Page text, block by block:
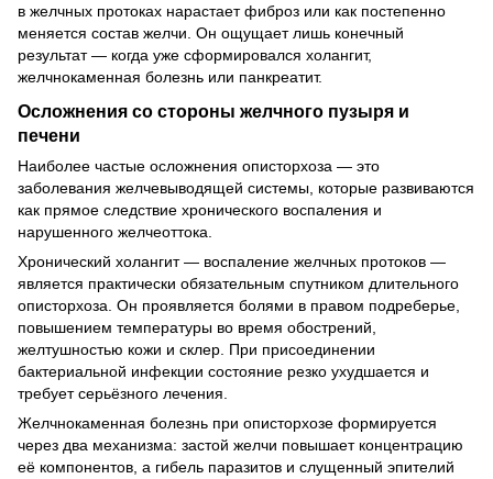
в желчных протоках нарастает фиброз или как постепенно
меняется состав желчи. Он ощущает лишь конечный
результат — когда уже сформировался холангит,
желчнокаменная болезнь или панкреатит.
Осложнения со стороны желчного пузыря и
печени
Наиболее частые осложнения описторхоза — это
заболевания желчевыводящей системы, которые развиваются
как прямое следствие хронического воспаления и
нарушенного желчеоттока.
Хронический холангит — воспаление желчных протоков —
является практически обязательным спутником длительного
описторхоза. Он проявляется болями в правом подреберье,
повышением температуры во время обострений,
желтушностью кожи и склер. При присоединении
бактериальной инфекции состояние резко ухудшается и
требует серьёзного лечения.
Желчнокаменная болезнь при описторхозе формируется
через два механизма: застой желчи повышает концентрацию
её компонентов, а гибель паразитов и слущенный эпителий